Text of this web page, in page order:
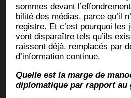
sommes devant
bi­li­té des médias, parce qu’il
registre. Et c’est pour­quoi les
vont dis­pa­raître tels qu’ils
raissent déjà, rem­pla­cés par
d’information continue.
Quelle est la marge de
diplo­ma­tique par rap­port au